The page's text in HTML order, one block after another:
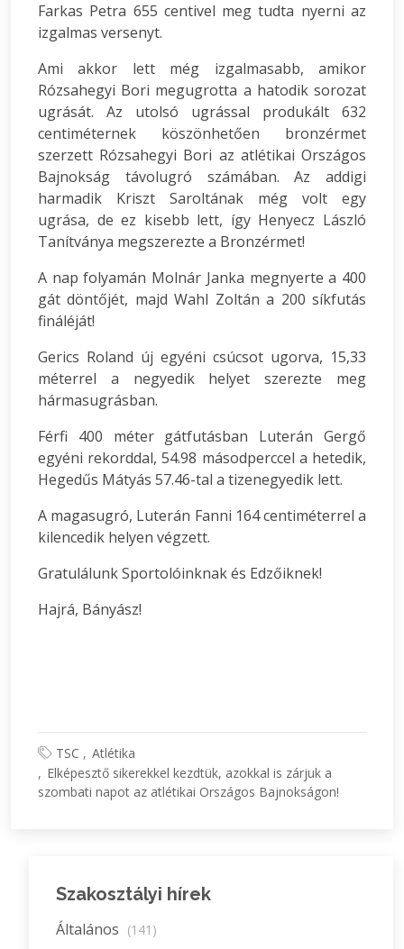
Farkas Petra 655 centivel meg tudta nyerni az
izgalmas versenyt.
Ami akkor lett még izgalmasabb, amikor
Rózsahegyi Bori megugrotta a hatodik sorozat
ugrását. Az utolsó ugrással produkált 632
centiméternek köszönhetően bronzérmet
szerzett Rózsahegyi Bori az atlétikai Országos
Bajnokság távolugró számában. Az addigi
harmadik Kriszt Saroltának még volt egy
ugrása, de ez kisebb lett, így Henyecz László
Tanítványa megszerezte a Bronzérmet!
A nap folyamán Molnár Janka megnyerte a 400
gát döntőjét, majd Wahl Zoltán a 200 síkfutás
fináléját!
Gerics Roland új egyéni csúcsot ugorva, 15,33
méterrel a negyedik helyet szerezte meg
hármasugrásban.
Férfi 400 méter gátfutásban Luterán Gergő
egyéni rekorddal, 54.98 másodperccel a hetedik,
Hegedűs Mátyás 57.46-tal a tizenegyedik lett.
A magasugró, Luterán Fanni 164 centiméterrel a
kilencedik helyen végzett.
Gratulálunk Sportolóinknak és Edzőiknek!
Hajrá, Bányász!
TSC
Atlétika
Elképesztő sikerekkel kezdtük, azokkal is zárjuk a
szombati napot az atlétikai Országos Bajnokságon!
Szakosztályi hírek
Általános (141)